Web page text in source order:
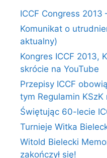
ICCF Congress 2013
Komunikat o
aktualny)
Kongres ICCF 2013,
skrócie na YouTube
Przepisy ICCF
tym Regulamin KSzK
Świętując 60-lecie
Turnieje Witka
Witold Bielecki
zakończył się!